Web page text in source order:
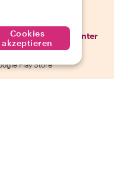
unsere App herunter
Play Store
Cookies
akzeptieren